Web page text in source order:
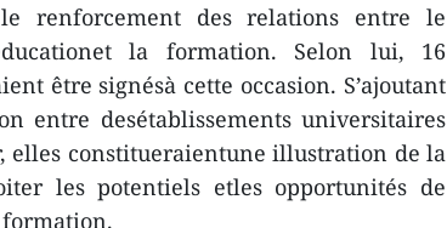
renforcement des relations entre le
la formation. Selon lui, 16
être signésà cette occasion. S’ajoutant
entre desétablissements universitaires
elles constitueraientune illustration de la
les potentiels etles opportunités de
formation.